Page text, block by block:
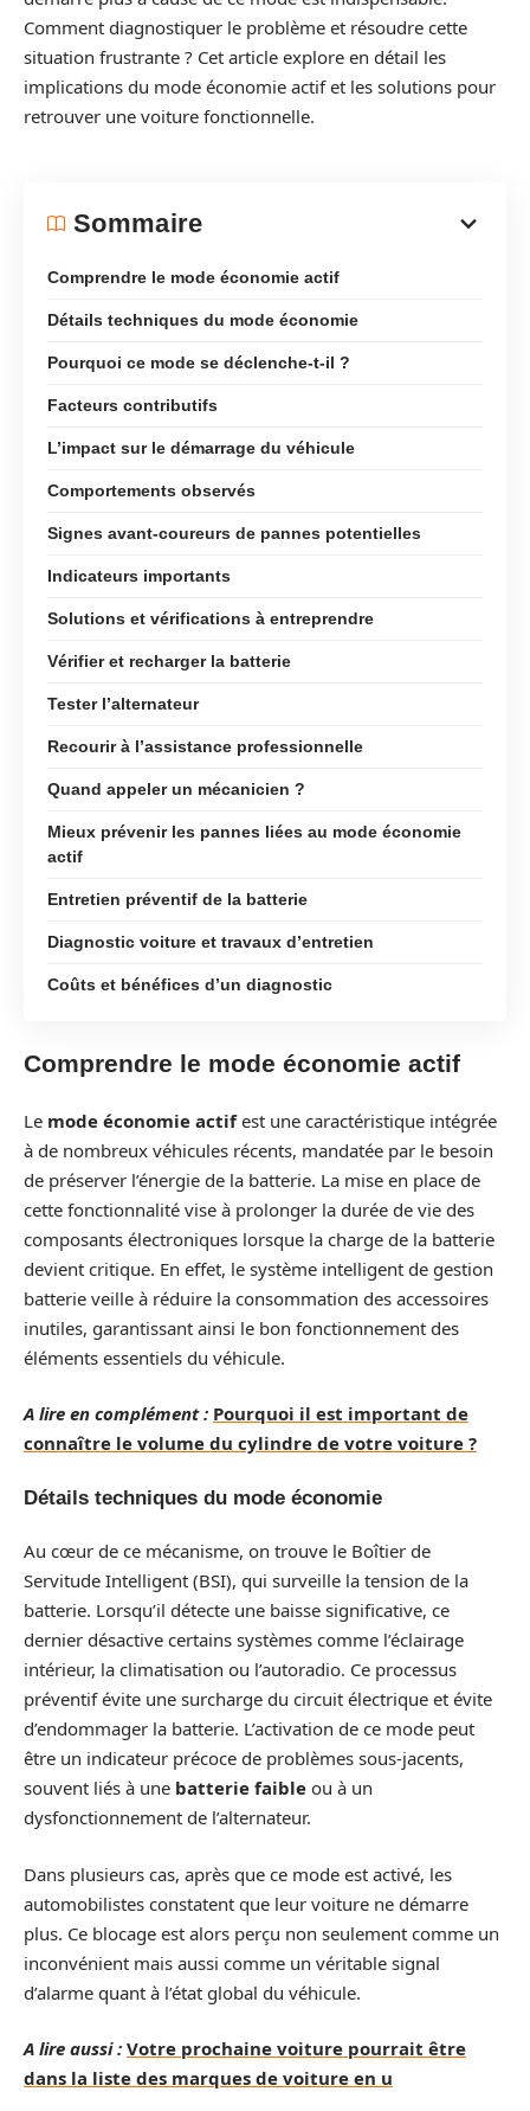
Comment diagnostiquer le problème et résoudre cette
situation frustrante ? Cet article explore en détail les
implications du mode économie actif et les solutions pour
retrouver une voiture fonctionnelle.
Sommaire
Comprendre le mode économie actif
Détails techniques du mode économie
Pourquoi ce mode se déclenche-t-il ?
Facteurs contributifs
L’impact sur le démarrage du véhicule
Comportements observés
Signes avant-coureurs de pannes potentielles
Indicateurs importants
Solutions et vérifications à entreprendre
Vérifier et recharger la batterie
Tester l’alternateur
Recourir à l’assistance professionnelle
Quand appeler un mécanicien ?
Mieux prévenir les pannes liées au mode économie
actif
Entretien préventif de la batterie
Diagnostic voiture et travaux d’entretien
Coûts et bénéfices d’un diagnostic
Comprendre le mode économie actif
Le mode économie actifest une caractéristique intégrée
à de nombreux véhicules récents, mandatée par le besoin
de préserver l’énergie de la batterie. La mise en place de
cette fonctionnalité vise à prolonger la durée de vie des
composants électroniques lorsque la charge de la batterie
devient critique. En effet, le système intelligent de gestion
batterie veille à réduire la consommation des accessoires
inutiles, garantissant ainsi le bon fonctionnement des
éléments essentiels du véhicule.
A lire en complément : Pourquoi il est important de
connaître le volume du cylindre de votre voiture ?
Détails techniques du mode économie
Au cœur de ce mécanisme, on trouve le Boîtier de
Servitude Intelligent (BSI), qui surveille la tension de la
batterie. Lorsqu’il détecte une baisse significative, ce
dernier désactive certains systèmes comme l’éclairage
intérieur, la climatisation ou l’autoradio. Ce processus
préventif évite une surcharge du circuit électrique et évite
d’endommager la batterie. L’activation de ce mode peut
être un indicateur précoce de problèmes sous-jacents,
souvent liés à une batterie faible ou à un
dysfonctionnement de l’alternateur.
Dans plusieurs cas, après que ce mode est activé, les
automobilistes constatent que leur voiture ne démarre
plus. Ce blocage est alors perçu non seulement comme un
inconvénient mais aussi comme un véritable signal
d’alarme quant à l’état global du véhicule.
A lire aussi : Votre prochaine voiture pourrait être
dans la liste des marques de voiture en u